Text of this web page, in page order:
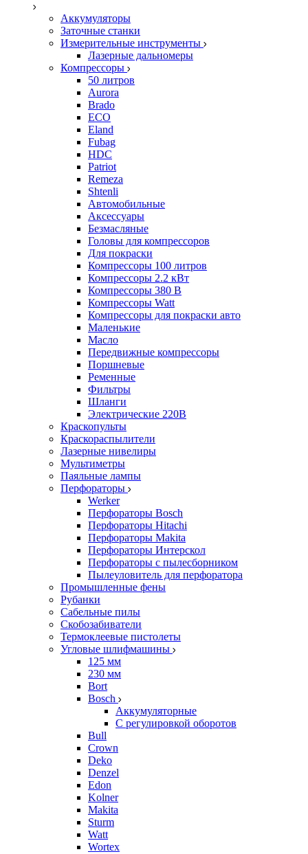
Аккумуляторы
Заточные станки
Измерительные инструменты
Лазерные дальномеры
Компрессоры
50 литров
Aurora
Brado
ECO
Eland
Fubag
HDC
Patriot
Remeza
Shtenli
Автомобильные
Аксессуары
Безмасляные
Головы для компрессоров
Для покраски
Компрессоры 100 литров
Компрессоры 2.2 кВт
Компрессоры 380 В
Компрессоры Watt
Компрессоры для покраски авто
Маленькие
Масло
Передвижные компрессоры
Поршневые
Ременные
Фильтры
Шланги
Электрические 220В
Краскопульты
Краскораспылители
Лазерные нивелиры
Мультиметры
Паяльные лампы
Перфораторы
Werker
Перфораторы Bosch
Перфораторы Hitachi
Перфораторы Makita
Перфораторы Интерскол
Перфораторы с пылесборником
Пылеуловитель для перфоратора
Промышленные фены
Рубанки
Сабельные пилы
Скобозабиватели
Термоклеевые пистолеты
Угловые шлифмашины
125 мм
230 мм
Bort
Bosch
Аккумуляторные
С регулировкой оборотов
Bull
Crown
Deko
Denzel
Edon
Kolner
Makita
Sturm
Watt
Wortex